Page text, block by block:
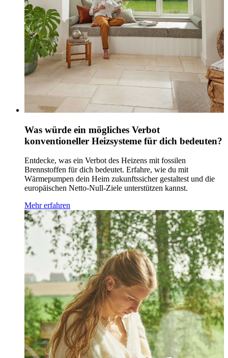
Was würde ein mögliches Verbot
konventioneller Heizsysteme für dich bedeuten?
Entdecke, was ein Verbot des Heizens mit fossilen
Brennstoffen für dich bedeutet. Erfahre, wie du mit
Wärmepumpen dein Heim zukunftssicher gestaltest und die
europäischen Netto-Null-Ziele unterstützen kannst.
Mehr erfahren